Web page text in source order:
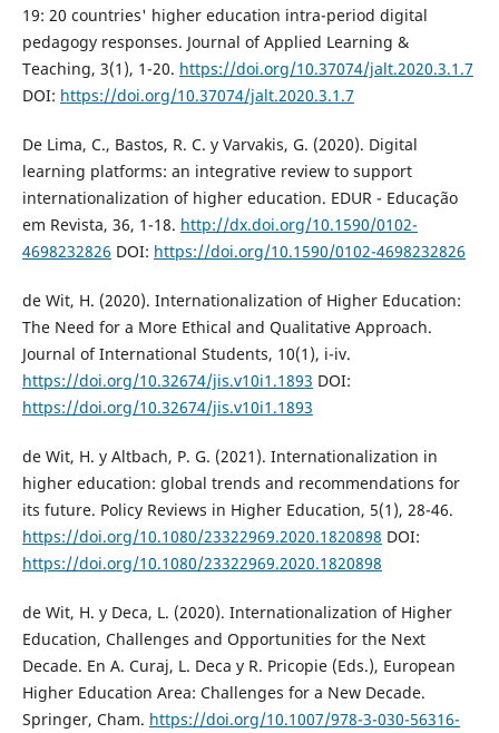
19: 20 countries' higher education intra-period digital
pedagogy responses. Journal of Applied Learning &
Teaching, 3(1), 1-20. https://doi.org/10.37074/jalt.2020.3.1.7
DOI: https://doi.org/10.37074/jalt.2020.3.1.7
De Lima, C., Bastos, R. C. y Varvakis, G. (2020). Digital
learning platforms: an integrative review to support
internationalization of higher education. EDUR - Educação
em Revista, 36, 1-18. http://dx.doi.org/10.1590/0102-
4698232826 DOI: https://doi.org/10.1590/0102-4698232826
de Wit, H. (2020). Internationalization of Higher Education:
The Need for a More Ethical and Qualitative Approach.
Journal of International Students, 10(1), i-iv.
https://doi.org/10.32674/jis.v10i1.1893 DOI:
https://doi.org/10.32674/jis.v10i1.1893
de Wit, H. y Altbach, P. G. (2021). Internationalization in
higher education: global trends and recommendations for
its future. Policy Reviews in Higher Education, 5(1), 28-46.
https://doi.org/10.1080/23322969.2020.1820898 DOI:
https://doi.org/10.1080/23322969.2020.1820898
de Wit, H. y Deca, L. (2020). Internationalization of Higher
Education, Challenges and Opportunities for the Next
Decade. En A. Curaj, L. Deca y R. Pricopie (Eds.), European
Higher Education Area: Challenges for a New Decade.
Springer, Cham. https://doi.org/10.1007/978-3-030-56316-